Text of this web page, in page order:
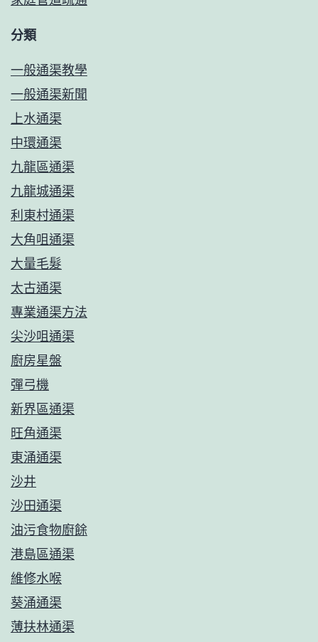
分類
一般通渠教學
一般通渠新聞
上水通渠
中環通渠
九龍區通渠
九龍城通渠
利東村通渠
大角咀通渠
大量毛髮
太古通渠
專業通渠方法
尖沙咀通渠
廚房星盤
彈弓機
新界區通渠
旺角通渠
東涌通渠
沙井
沙田通渠
油污食物廚餘
港島區通渠
維修水喉
葵涌通渠
薄扶林通渠